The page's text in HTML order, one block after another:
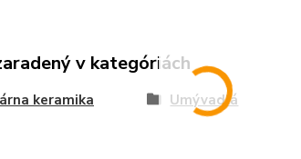
v kategóriách
keramika Umývadlá